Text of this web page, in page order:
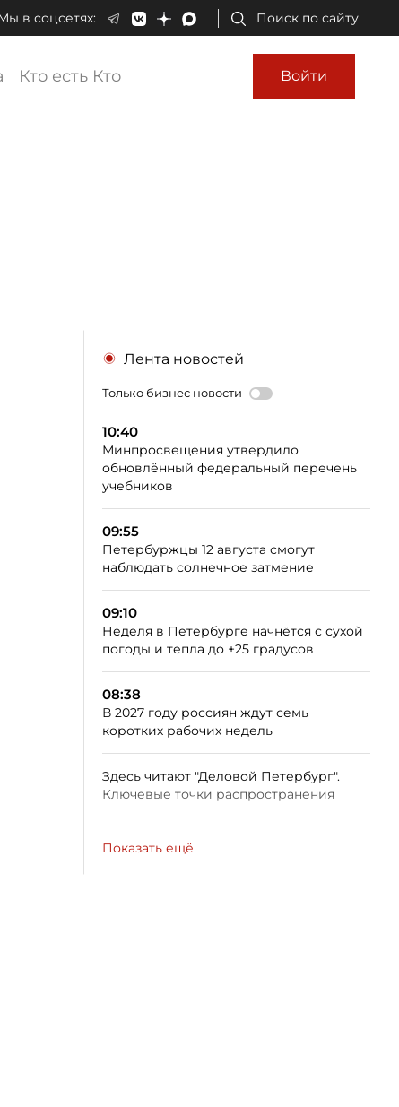
в соцсетях: Поиск по сайту
Кто есть Кто Войти
Лента новостей
Только бизнес новости
10:40
Минпросвещения утвердило
обновлённый федеральный перечень
учебников
09:55
Петербуржцы 12 августа смогут
наблюдать солнечное затмение
09:10
Неделя в Петербурге начнётся с сухой
погоды и тепла до +25 градусов
08:38
В 2027 году россиян ждут семь
коротких рабочих недель
Здесь читают "Деловой Петербург".
Ключевые точки распространения
Показать ещё